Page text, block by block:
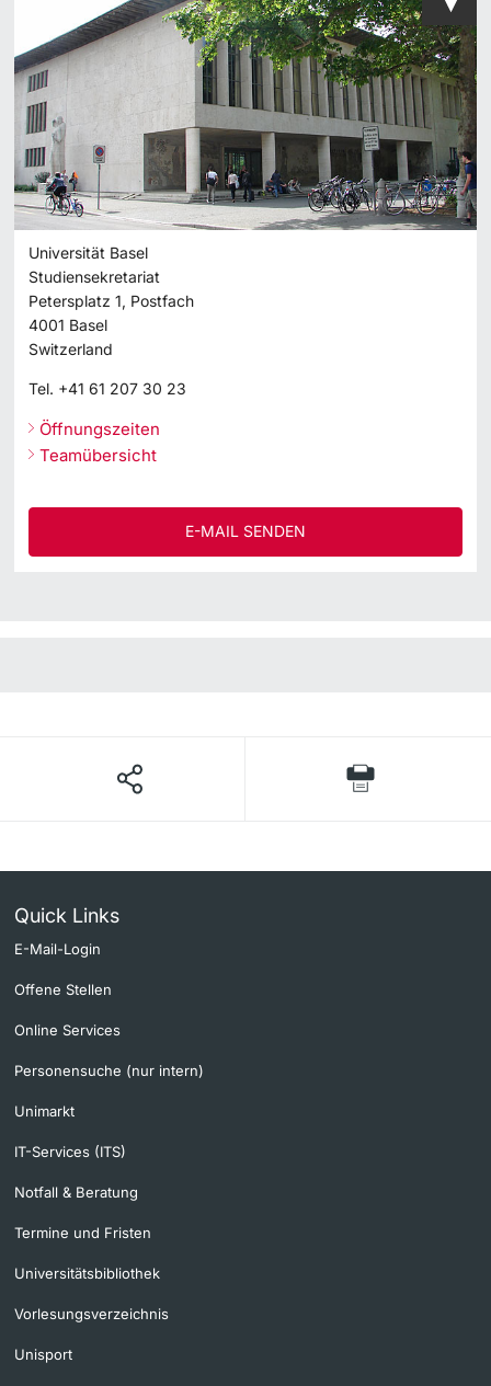
Universität Basel
Studiensekretariat
Petersplatz 1, Postfach
4001 Basel
Switzerland
Tel. +41 61 207 30 23
Öffnungszeiten
Teamübersicht
E-MAIL SENDEN
Quick Links
E-Mail-Login
Offene Stellen
Online Services
Personensuche (nur intern)
Unimarkt
IT-Services (ITS)
Notfall & Beratung
Termine und Fristen
Universitätsbibliothek
Vorlesungsverzeichnis
Unisport